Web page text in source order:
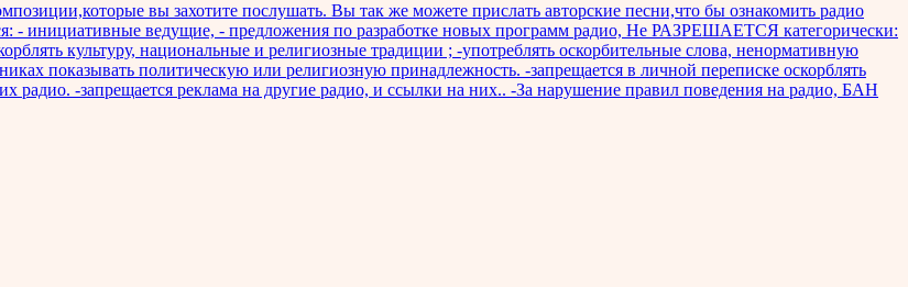
вы захотите послушать. Вы так же можете прислать авторские песни,что бы ознакомить радио
- инициативные ведущие, - предложения по разработке новых программ радио, Не РАЗРЕШАЕТСЯ категорически:
культуру, национальные и религиозные традиции ; -употреблять оскорбительные слова, ненормативную
показывать политическую или религиозную принадлежность. -запрещается в личной переписке оскорблять
-запрещается реклама на другие радио, и ссылки на них.. -За нарушение правил поведения на радио, БАН